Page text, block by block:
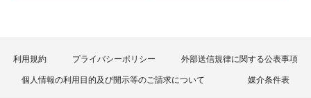
利用規約 プライバシーポリシー 外部送信規律に関する公表事項
個人情報の利用目的及び開示等のご請求について 媒介条件表